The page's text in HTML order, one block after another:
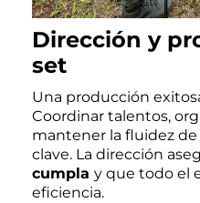
Dirección y
set
Una producción
Coordinar talentos,
mantener la fluidez de
clave. La dirección
cumpla y que todo el
eficiencia.